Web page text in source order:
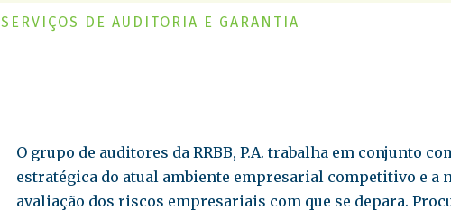
SERVIÇOS DE AUDITORIA E GARANTIA
O grupo de auditores da RRBB, P.A. trabalha em conjunto
estratégica do atual ambiente empresarial competitivo e a
avaliação dos riscos empresariais com que se depara.